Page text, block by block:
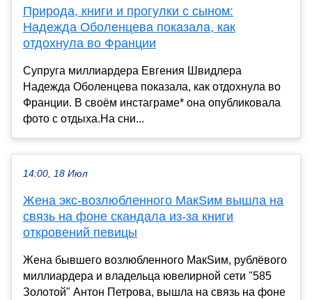
Природа, книги и прогулки с сыном:
Надежда Оболенцева показала, как
отдохнула во Франции
Супруга миллиардера Евгения Швидлера
Надежда Оболенцева показала, как отдохнула во
Франции. В своём инстаграме* она опубликовала
фото с отдыха.На сни...
14:00, 18 Июл
Жена экс-возлюбленного МакSим вышла на
связь на фоне скандала из-за книги
откровений певицы
Жена бывшего возлюбленного МакSим, рублёвого
миллиардера и владельца ювелирной сети "585
Золотой" Антон Петрова, вышла на связь на фоне